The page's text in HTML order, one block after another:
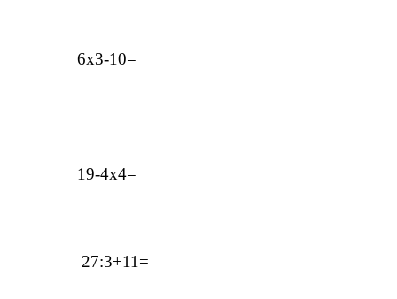
6х3-10=
19-4х4=
27:3+11=